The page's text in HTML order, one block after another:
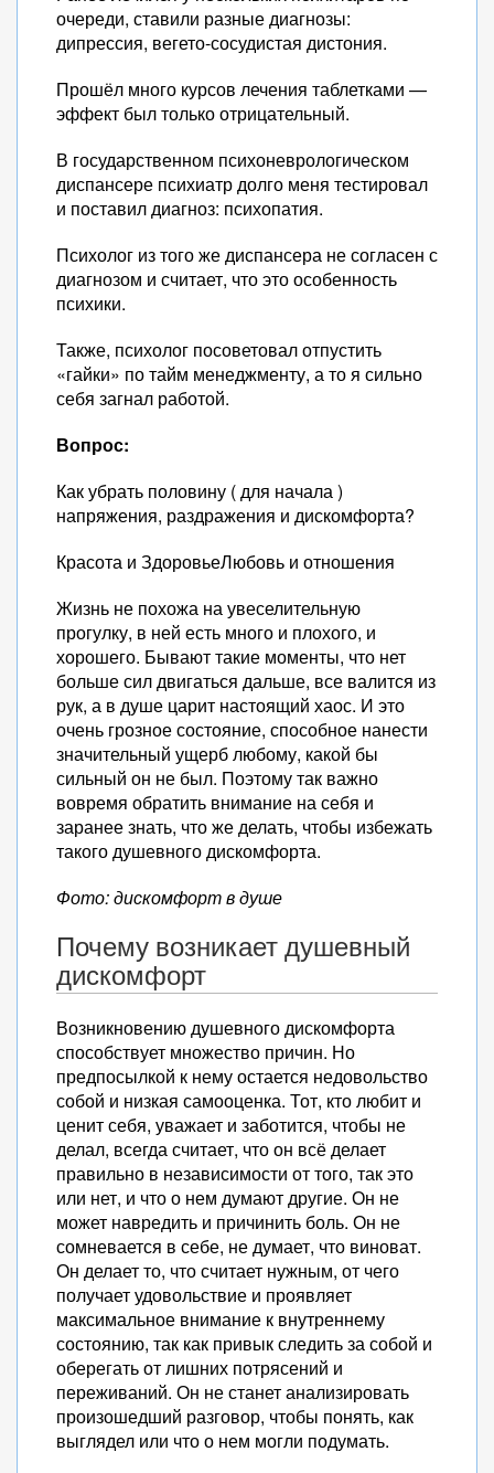
очереди, ставили разные диагнозы:
дипрессия, вегето-сосудистая дистония.
Прошёл много курсов лечения таблетками —
эффект был только отрицательный.
В государственном психоневрологическом
диспансере психиатр долго меня тестировал
и поставил диагноз: психопатия.
Психолог из того же диспансера не согласен с
диагнозом и считает, что это особенность
психики.
Также, психолог посоветовал отпустить
«гайки» по тайм менеджменту, а то я сильно
себя загнал работой.
Вопрос:
Как убрать половину ( для начала )
напряжения, раздражения и дискомфорта?
Красота и ЗдоровьеЛюбовь и отношения
Жизнь не похожа на увеселительную
прогулку, в ней есть много и плохого, и
хорошего. Бывают такие моменты, что нет
больше сил двигаться дальше, все валится из
рук, а в душе царит настоящий хаос. И это
очень грозное состояние, способное нанести
значительный ущерб любому, какой бы
сильный он не был. Поэтому так важно
вовремя обратить внимание на себя и
заранее знать, что же делать, чтобы избежать
такого душевного дискомфорта.
Фото: дискомфорт в душе
Почему возникает душевный
дискомфорт
Возникновению душевного дискомфорта
способствует множество причин. Но
предпосылкой к нему остается недовольство
собой и низкая самооценка. Тот, кто любит и
ценит себя, уважает и заботится, чтобы не
делал, всегда считает, что он всё делает
правильно в независимости от того, так это
или нет, и что о нем думают другие. Он не
может навредить и причинить боль. Он не
сомневается в себе, не думает, что виноват.
Он делает то, что считает нужным, от чего
получает удовольствие и проявляет
максимальное внимание к внутреннему
состоянию, так как привык следить за собой и
оберегать от лишних потрясений и
переживаний. Он не станет анализировать
произошедший разговор, чтобы понять, как
выглядел или что о нем могли подумать.